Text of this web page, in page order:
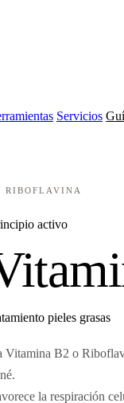
Servicios
activo
pieles grasas
Vitamina B2 o
la respiración